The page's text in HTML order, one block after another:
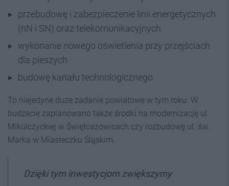
przebudowę i zabezpieczenie linii energetycznych
(nN i SN) oraz telekomunikacyjnych
wykonanie nowego oświetlenia przy przejściach
dla pieszych
budowę kanału technologicznego
To niejedyne duże zadanie powiatowe w tym roku. W
budżecie zaplanowano także środki na modernizację ul.
Mikulczyckiej w Świętoszowicach czy rozbudowę ul. św.
Marka w Miasteczku Śląskim.
Dzięki tym inwestycjom zwiększymy